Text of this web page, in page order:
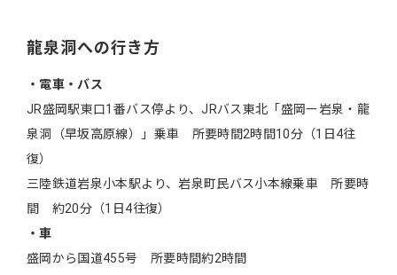
龍泉洞への行き方
・電車・バス
JR盛岡駅東口1番バス停より、JRバス東北「盛岡ー岩泉・龍
泉洞（早坂高原線）」乗車 所要時間2時間10分（1日4往
復）
三陸鉄道岩泉小本駅より、岩泉町民バス小本線乗車 所要時
間 約20分（1日4往復）
・車
盛岡から国道455号 所要時間約2時間